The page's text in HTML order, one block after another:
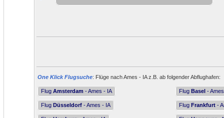
One Klick Flugsuche: Flüge nach Ames - IA z.B. ab folgender Abflughafen:
Flug Amsterdam - Ames - IA Flug Basel -
Flug Düsseldorf - Ames - IA Flug Frankfurt -